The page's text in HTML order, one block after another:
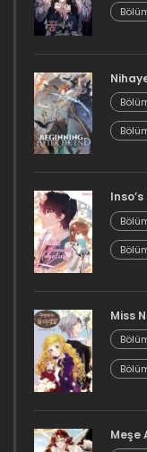
16 Aralık 2023
16 Aralık 2023
Bölüm 61
Bölüm 60
16 Aralık 2023
16 Aralık 2023
Bölüm 58
16 Aralık 2023
Bölüm 57
Miss
Meşe